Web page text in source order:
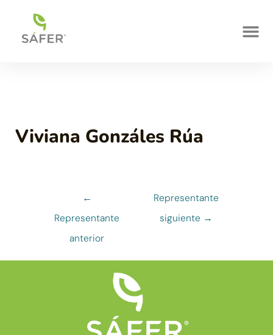
Viviana Gonzáles Rúa
←
Representante
anterior
Representante
siguiente →